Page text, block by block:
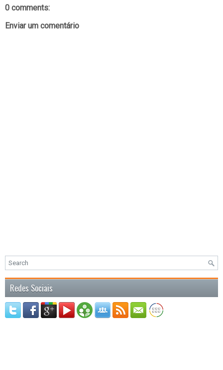
0 comments:
Enviar um comentário
Redes Sociais